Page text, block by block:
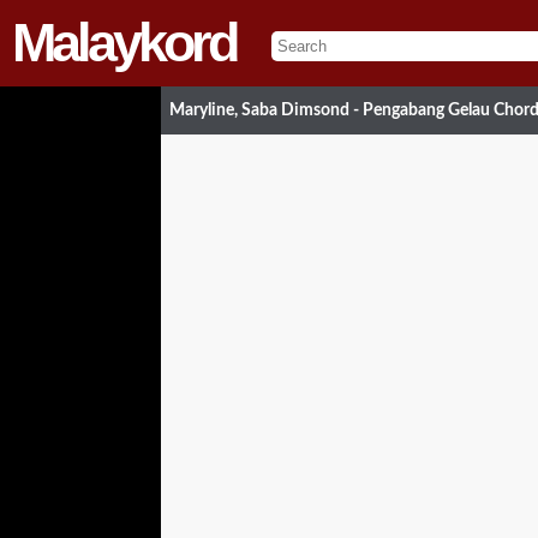
Malaykord
Maryline, Saba Dimsond - Pengabang Gelau